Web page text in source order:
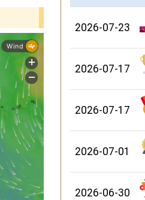
2026-07-23
2026-07-17
2026-07-17
2026-07-01
2026-06-30